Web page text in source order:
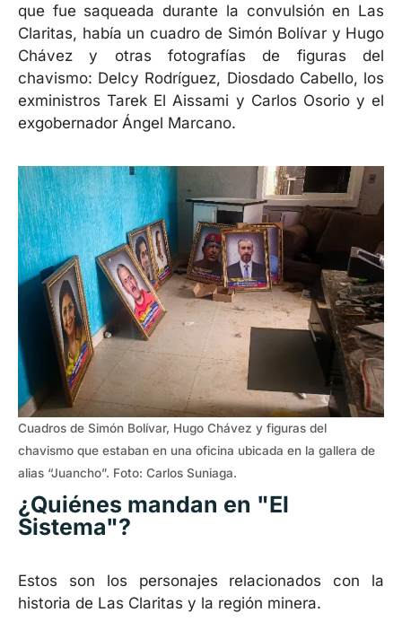
que fue saqueada durante la convulsión en Las
Claritas, había un cuadro de Simón Bolívar y Hugo
Chávez y otras fotografías de figuras del
chavismo: Delcy Rodríguez, Diosdado Cabello, los
exministros Tarek El Aissami y Carlos Osorio y el
exgobernador Ángel Marcano.
Cuadros de Simón Bolívar, Hugo Chávez y figuras del
chavismo que estaban en una oficina ubicada en la gallera de
alias “Juancho”. Foto: Carlos Suniaga.
¿Quiénes mandan en "El
Sistema"?
Estos son los personajes relacionados con la
historia de Las Claritas y la región minera.